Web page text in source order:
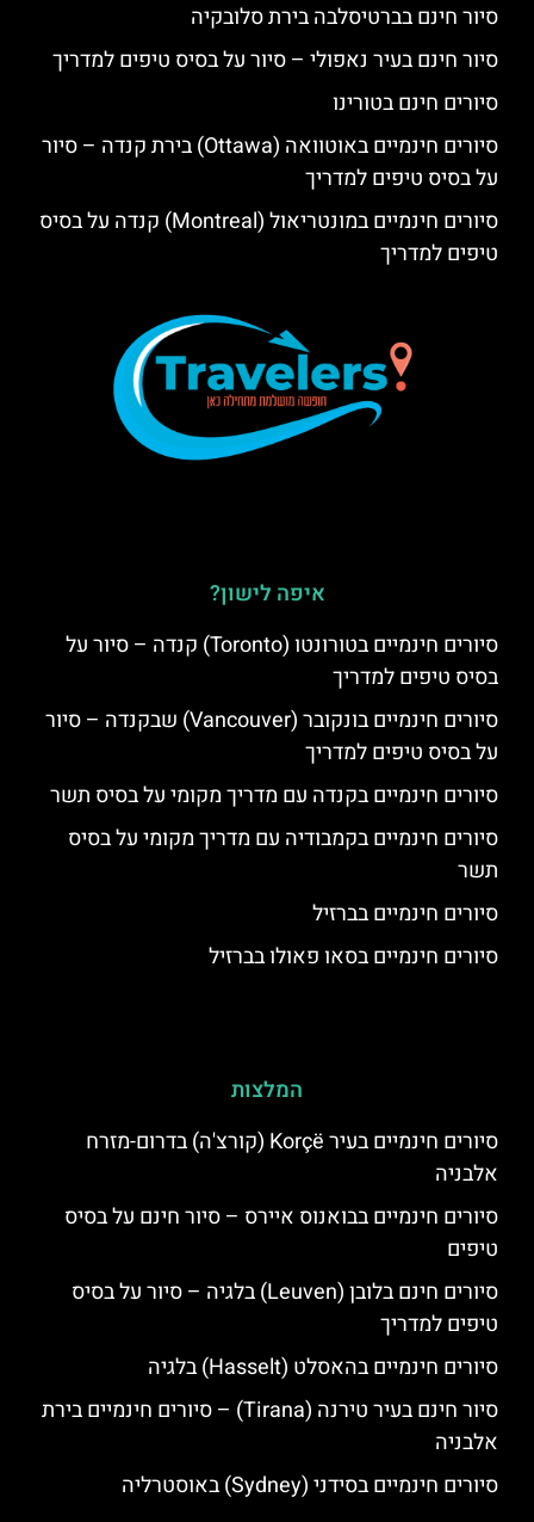
סיור חינם בברטיסלבה בירת סלובקיה
סיור חינם בעיר נאפולי – סיור על בסיס טיפים למדריך
סיורים חינם בטורינו
סיורים חינמיים באוטוואה (Ottawa) בירת קנדה – סיור
על בסיס טיפים למדריך
סיורים חינמיים במונטריאול (Montreal) קנדה על בסיס
טיפים למדריך
איפה לישון?
סיורים חינמיים בטורונטו (Toronto) קנדה – סיור על
בסיס טיפים למדריך
סיורים חינמיים בונקובר (Vancouver) שבקנדה – סיור
על בסיס טיפים למדריך
סיורים חינמיים בקנדה עם מדריך מקומי על בסיס תשר
סיורים חינמיים בקמבודיה עם מדריך מקומי על בסיס
תשר
סיורים חינמיים בברזיל
סיורים חינמיים בסאו פאולו בברזיל
המלצות
סיורים חינמיים בעיר Korçë (קורצ'ה) בדרום-מזרח
אלבניה
סיורים חינמיים בבואנוס איירס – סיור חינם על בסיס
טיפים
סיורים חינם בלובן (Leuven) בלגיה – סיור על בסיס
טיפים למדריך
סיורים חינמיים בהאסלט (Hasselt) בלגיה
סיור חינם בעיר טירנה (Tirana) – סיורים חינמיים בירת
אלבניה
סיורים חינמיים בסידני (Sydney) באוסטרליה